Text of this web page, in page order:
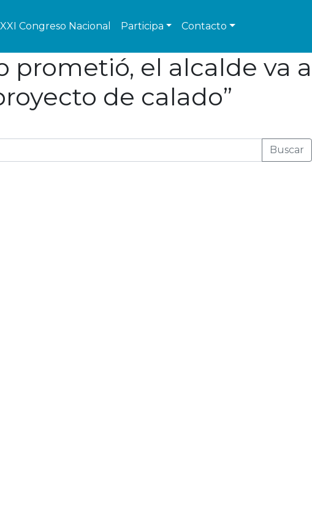
XXI Congreso Nacional Participa Contacto
prometió, el alcalde va a
de calado”
Buscar